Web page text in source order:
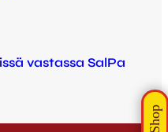
vastassa SalPa